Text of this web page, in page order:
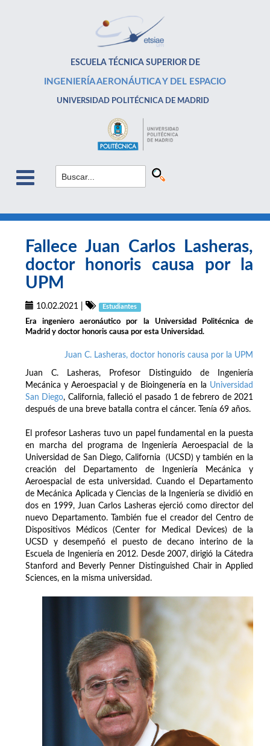
ESCUELA TÉCNICA SUPERIOR DE
INGENIERÍA AERONÁUTICA Y DEL ESPACIO
UNIVERSIDAD POLITÉCNICA DE MADRID
Fallece Juan Carlos Lasheras,
doctor honoris causa por la
UPM
10.02.2021 Estudiantes
Era ingeniero aeronáutico por la Universidad Politécnica de
Madrid y doctor honoris causa por esta Universidad.
Juan C. Lasheras, doctor honoris causa por la UPM
Juan C. Lasheras, Profesor Distinguido de Ingeniería
Mecánica y Aeroespacial y de Bioingenería en la Universidad
San Diego, California, falleció el pasado 1 de febrero de 2021
después de una breve batalla contra el cáncer. Tenía 69 años.
El profesor Lasheras tuvo un papel fundamental en la puesta
en marcha del programa de Ingeniería Aeroespacial de la
Universidad de San Diego, California (UCSD) y también en la
creación del Departamento de Ingeniería Mecánica y
Aeroespacial de esta universidad. Cuando el Departamento
de Mecánica Aplicada y Ciencias de la Ingeniería se dividió en
dos en 1999, Juan Carlos Lasheras ejerció como director del
nuevo Departamento. También fue el creador del Centro de
Dispositivos Médicos (Center for Medical Devices) de la
UCSD y desempeñó el puesto de decano interino de la
Escuela de Ingeniería en 2012. Desde 2007, dirigió la Cátedra
Stanford and Beverly Penner Distinguished Chair in Applied
Sciences, en la misma universidad.